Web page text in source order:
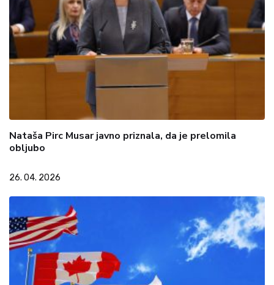
Nataša Pirc Musar javno priznala, da je prelomila
obljubo
26. 04. 2026